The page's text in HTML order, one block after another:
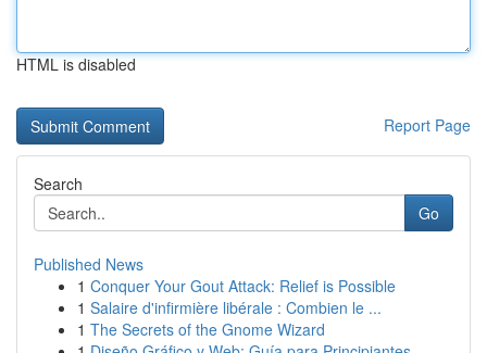
HTML is disabled
Report Page
Search
Go
Published News
1 Conquer Your Gout Attack: Relief is Possible
1 Salaire d'infirmière libérale : Combien le ...
1 The Secrets of the Gnome Wizard